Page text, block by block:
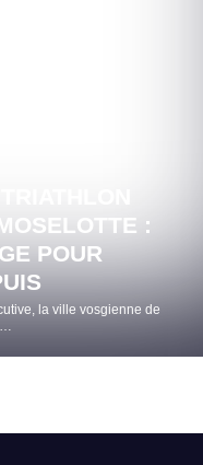
:
POUR
la ville vosgienne de